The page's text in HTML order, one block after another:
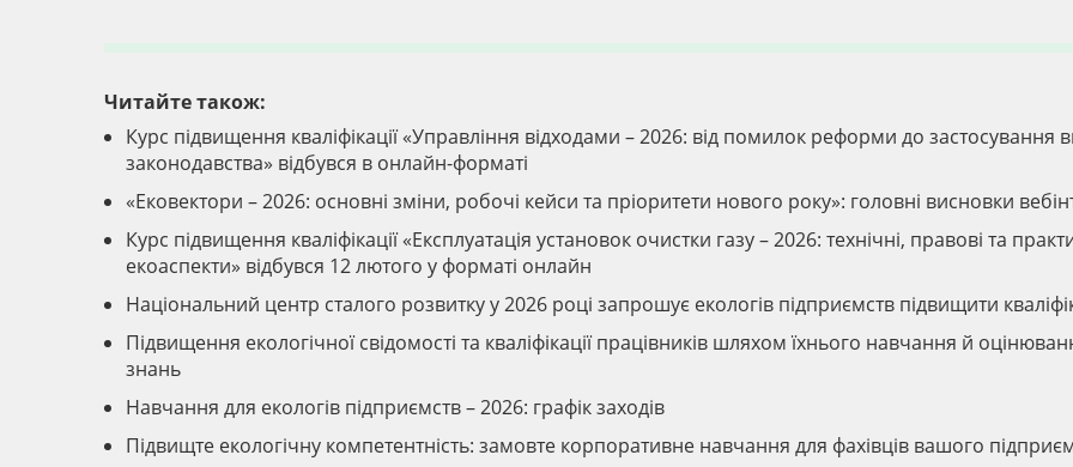
Читайте також:
Курс підвищення кваліфікації «Управління відходами – 2026: від помилок реформи до застосування
законодавства» відбувся в онлайн-форматі
«Ековектори – 2026: основні зміни, робочі кейси та пріоритети нового року»: головні висновки
Курс підвищення кваліфікації «Експлуатація установок очистки газу – 2026: технічні, правові та
екоаспекти» відбувся 12 лютого у форматі онлайн
Національний центр сталого розвитку у 2026 році запрошує екологів підприємств підвищити
Підвищення екологічної свідомості та кваліфікації працівників шляхом їхнього навчання й
знань
Навчання для екологів підприємств – 2026: графік заходів
Підвищте екологічну компетентність: замовте корпоративне навчання для фахівців вашого